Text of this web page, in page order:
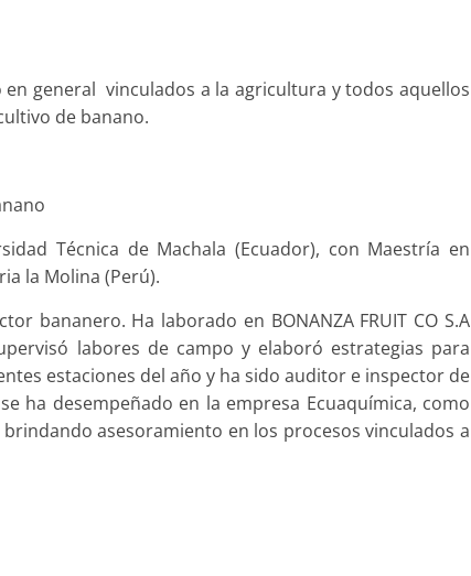
general vinculados a la agricultura y todos aquellos
de banano.
Técnica de Machala (Ecuador), con Maestría en
la Molina (Perú).
bananero. Ha laborado en BONANZA FRUIT CO S.A
labores de campo y elaboró estrategias para
estaciones del año y ha sido auditor e inspector de
ha desempeñado en la empresa Ecuaquímica, como
asesoramiento en los procesos vinculados a